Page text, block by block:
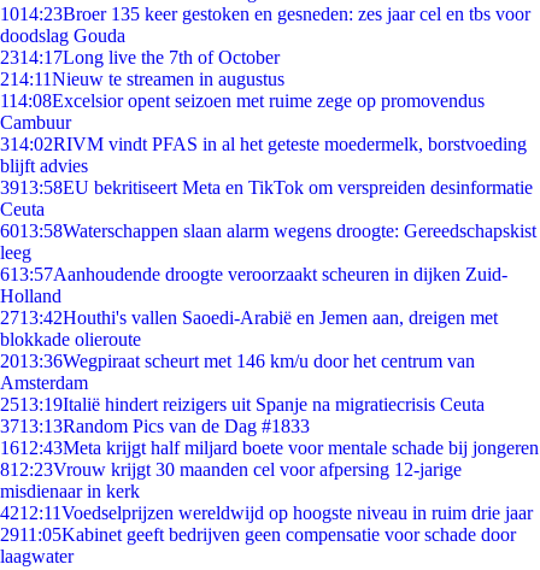
1014:23Broer 135 keer gestoken en gesneden: zes jaar cel en tbs voor
doodslag Gouda
2314:17Long live the 7th of October
214:11Nieuw te streamen in augustus
114:08Excelsior opent seizoen met ruime zege op promovendus
Cambuur
314:02RIVM vindt PFAS in al het geteste moedermelk, borstvoeding
blijft advies
3913:58EU bekritiseert Meta en TikTok om verspreiden desinformatie
Ceuta
6013:58Waterschappen slaan alarm wegens droogte: Gereedschapskist
leeg
613:57Aanhoudende droogte veroorzaakt scheuren in dijken Zuid-
Holland
2713:42Houthi's vallen Saoedi-Arabië en Jemen aan, dreigen met
blokkade olieroute
2013:36Wegpiraat scheurt met 146 km/u door het centrum van
Amsterdam
2513:19Italië hindert reizigers uit Spanje na migratiecrisis Ceuta
3713:13Random Pics van de Dag #1833
1612:43Meta krijgt half miljard boete voor mentale schade bij jongeren
812:23Vrouw krijgt 30 maanden cel voor afpersing 12-jarige
misdienaar in kerk
4212:11Voedselprijzen wereldwijd op hoogste niveau in ruim drie jaar
2911:05Kabinet geeft bedrijven geen compensatie voor schade door
laagwater